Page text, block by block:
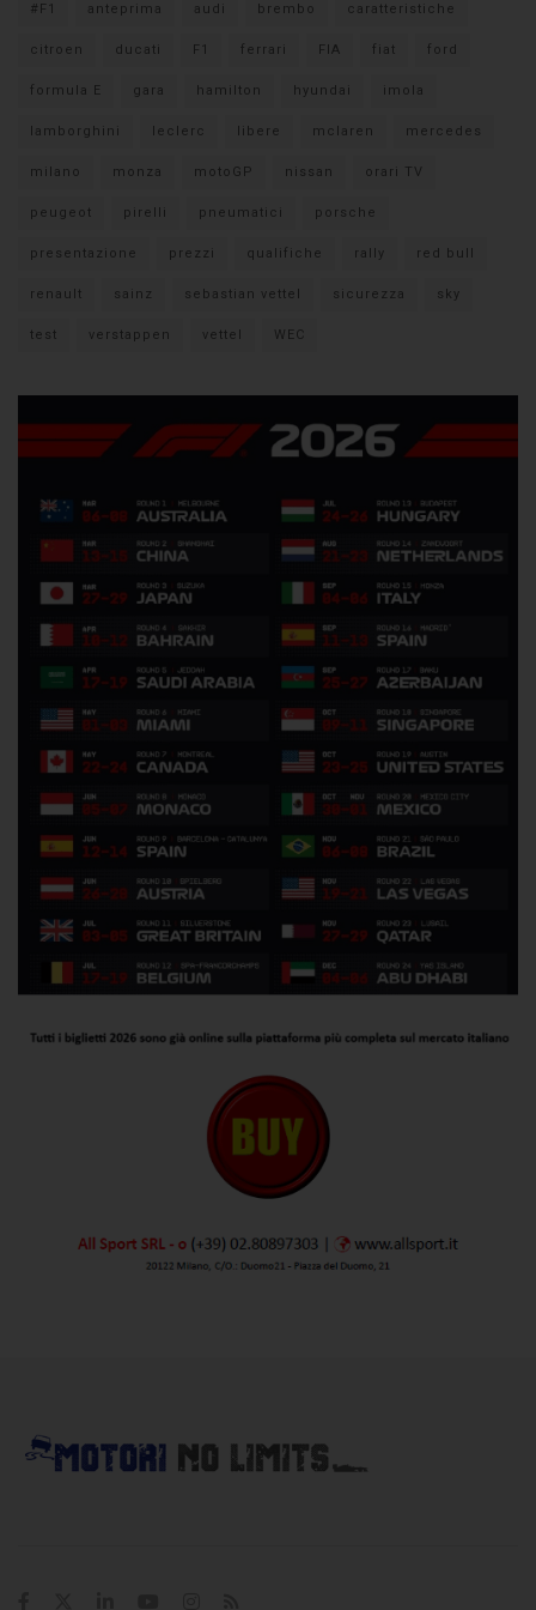
#F1 anteprima audi brembo caratteristiche
citroen ducati F1 ferrari FIA fiat ford
formula E gara hamilton hyundai imola
lamborghini leclerc libere mclaren mercedes
milano monza motoGP nissan orari TV
peugeot pirelli pneumatici porsche
presentazione prezzi qualifiche rally red bull
renault sainz sebastian vettel sicurezza sky
test verstappen vettel WEC